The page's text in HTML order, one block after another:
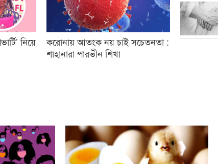
নিয়ে
করোনায় আতংক নয় চাই সচেতনতা :
শাহানারা পারভীন শিখা